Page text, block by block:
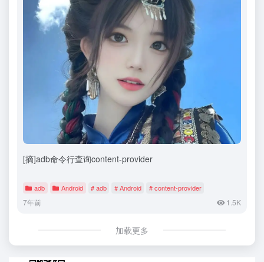
[摘]adb命令行查询content-provider
adb Android # adb # Android # content-provider
7年前 1.5K
加载更多